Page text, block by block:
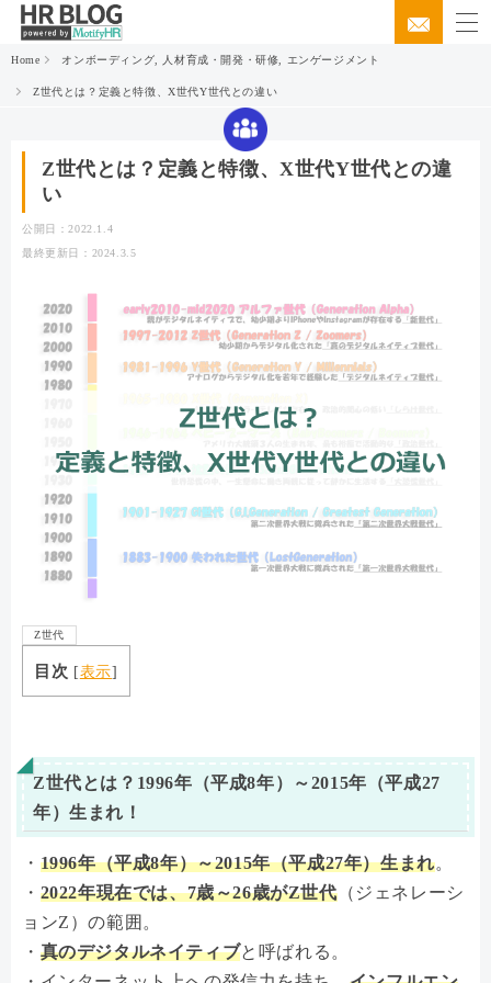
Home オンボーディング 人材育成・開発・研修 エンゲージメント
Z世代とは？定義と特徴、X世代Y世代との違い
Z世代とは？定義と特徴、X世代Y世代との違
い
公開日：2022.1.4
最終更新日：2024.3.5
Z世代
目次 [表示]
Z世代とは？1996年（平成8年）～2015年（平成27
年）生まれ！
・ 1996年（平成8年）～2015年（平成27年）生まれ。
・ 2022年現在では、7歳～26歳がZ世代（ジェネレーシ
ョンZ）の範囲。
・ 真のデジタルネイティブと呼ばれる。